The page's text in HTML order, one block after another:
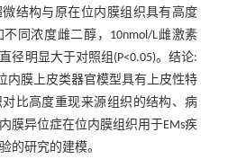
结构与原在位内膜组织具有高度
同浓度雌二醇，10nmol/L雌激素
径明显大于对照组(P<0.05)。结论:
内膜上皮类器官模型具有上皮性特
比高度重现来源组织的结构、病
膜异位症在位内膜组织用于EMs疾
的研究的建模。